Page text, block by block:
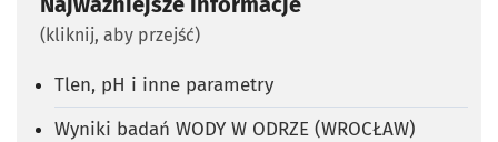
(kliknij, aby przejść)
Tlen, pH i inne parametry
Wyniki badań WODY W ODRZE (WROCŁAW)